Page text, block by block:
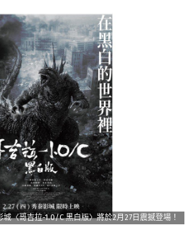
〈哥吉拉-1.0/C 黑白版〉將於2月27日震撼登場！